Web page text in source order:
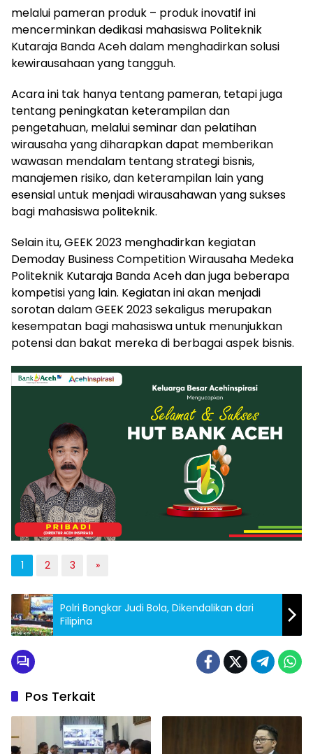
melalui pameran produk – produk inovatif ini
mencerminkan dedikasi mahasiswa Politeknik
Kutaraja Banda Aceh dalam menghadirkan solusi
kewirausahaan yang tangguh.
Acara ini tak hanya tentang pameran, tetapi juga
tentang peningkatan keterampilan dan
pengetahuan, melalui seminar dan pelatihan
wirausaha yang diharapkan dapat memberikan
wawasan mendalam tentang strategi bisnis,
manajemen risiko, dan keterampilan lain yang
esensial untuk menjadi wirausahawan yang sukses
bagi mahasiswa politeknik.
Selain itu, GEEK 2023 menghadirkan kegiatan
Demoday Business Competition Wirausaha Medeka
Politeknik Kutaraja Banda Aceh dan juga beberapa
kompetisi yang lain. Kegiatan ini akan menjadi
sorotan dalam GEEK 2023 sekaligus merupakan
kesempatan bagi mahasiswa untuk menunjukkan
potensi dan bakat mereka di berbagai aspek bisnis.
1 2 3 »
Polri Bongkar Judi Bola, Dikendalikan dari
Filipina
Pos Terkait